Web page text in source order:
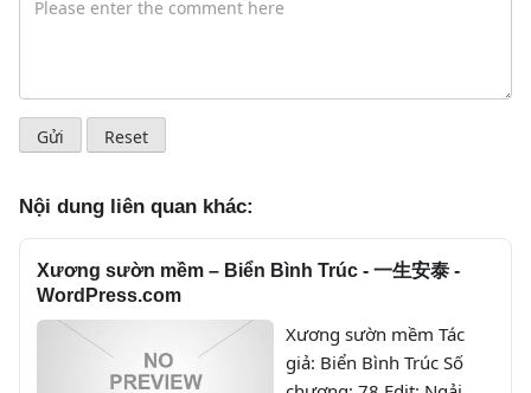
Nội dung liên quan khác:
Xương sườn mềm – Biển Bình Trúc - 一生安泰 -
WordPress.com
Xương sườn mềm Tác
giả: Biển Bình Trúc Số